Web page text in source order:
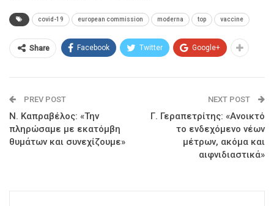
covid-19 european commission moderna top vaccine
Share Facebook Twitter Google+
PREV POST
Ν. Καπραβέλος: «Την
πληρώσαμε με εκατόμβη
θυμάτων και συνεχίζουμε»
NEXT POST
Γ. Γεραπετρίτης: «Ανοικτό
το ενδεχόμενο νέων
μέτρων, ακόμα και
αιφνιδιαστικά»